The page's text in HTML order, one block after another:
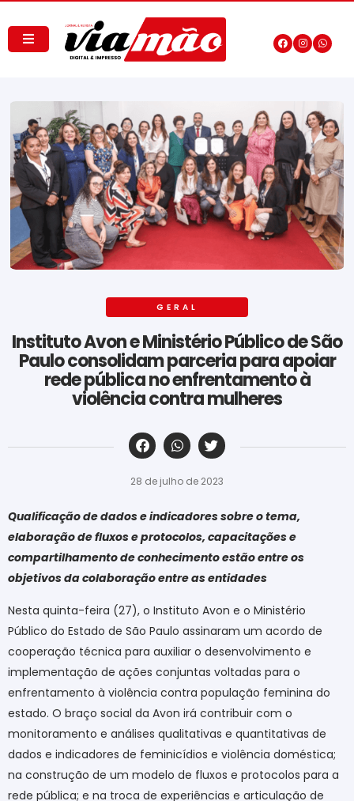
GERAL
Instituto Avon e Ministério Público de São
Paulo consolidam parceria para apoiar
rede pública no enfrentamento à
violência contra mulheres
‎ ‎ ‎ ‎ ‎ ‎ ‎ ‎ ‎ ‎ ‎ ‎ ‎ ‎ ‎ ‎ ‎ ‎ ‎ ‎ ‎ ‎ ‎ ‎ ‎ ‎ ‎ ‎ ‎ ‎ ‎
28 de julho de 2023
Qualificação de dados e indicadores sobre o tema,
elaboração de fluxos e protocolos, capacitações e
compartilhamento de conhecimento estão entre os
objetivos da colaboração entre as entidades
Nesta quinta-feira (27), o Instituto Avon e o Ministério
Público do Estado de São Paulo assinaram um acordo de
cooperação técnica para auxiliar o desenvolvimento e
implementação de ações conjuntas voltadas para o
enfrentamento à violência contra população feminina do
estado. O braço social da Avon irá contribuir com o
monitoramento e análises qualitativas e quantitativas de
dados e indicadores de feminicídios e violência doméstica;
na construção de um modelo de fluxos e protocolos para a
rede pública; e na troca de experiências e articulação de